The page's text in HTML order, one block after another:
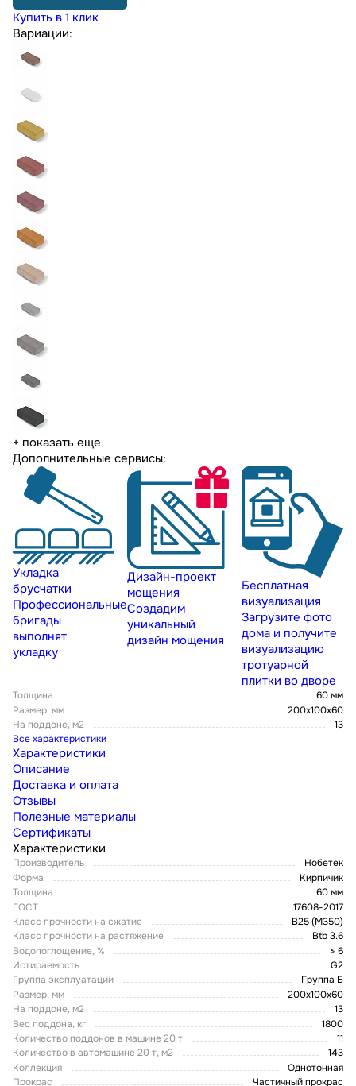
Купить в 1 клик
Вариации:
+ показать еще
Дополнительные сервисы:
Укладка
брусчатки
Профессиональные
бригады
выполнят
укладку
Дизайн-проект
мощения
Создадим
уникальный
дизайн мощения
Бесплатная
визуализация
Загрузите фото
дома и получите
визуализацию
тротуарной
плитки во дворе
Толщина
60 мм
Размер, мм
200х100х60
На поддоне, м2
13
Все характеристики
Характеристики
Описание
Доставка и оплата
Отзывы
Полезные материалы
Сертификаты
Характеристики
Производитель
Нобетек
Форма
Кирпичик
Толщина
60 мм
ГОСТ
17608-2017
Класс прочности на сжатие
В25 (М350)
Класс прочности на растяжение
Btb 3.6
Водопоглощение, %
≤ 6
Истираемость
G2
Группа эксплуатации
Группа Б
Размер, мм
200х100х60
На поддоне, м2
13
Вес поддона, кг
1800
Количество поддонов в машине 20 т
11
Количество в автомашине 20 т, м2
143
Коллекция
Однотонная
Прокрас
Частичный прокрас